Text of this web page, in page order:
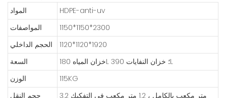
المواد
HDPE-anti-uv
المواصفات
1150*1150*2300
الحجم الداخلي
1120*1120*1920
السعة
خزان المياه 180L ؛ خزان النفايات 390L
الوزن
115KG
حجم النقل
3.2 متر مكعب بالكامل ، 1.2 متر مكعب في التفكيك